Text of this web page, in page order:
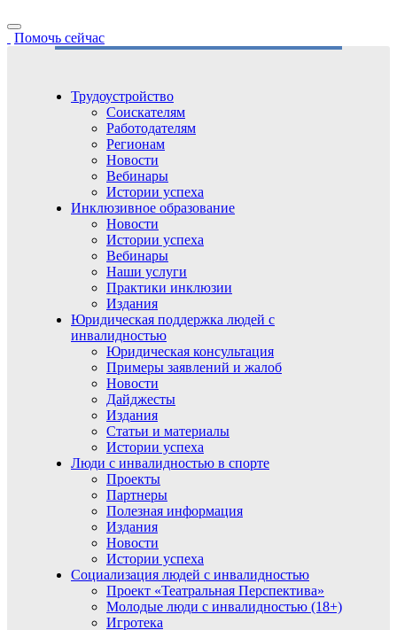
Помочь сейчас
Трудоустройство
Соискателям
Работодателям
Регионам
Новости
Вебинары
Истории успеха
Инклюзивное образование
Новости
Истории успеха
Вебинары
Наши услуги
Практики инклюзии
Издания
Юридическая поддержка людей с
инвалидностью
Юридическая консультация
Примеры заявлений и жалоб
Новости
Дайджесты
Издания
Статьи и материалы
Истории успеха
Люди с инвалидностью в спорте
Проекты
Партнеры
Полезная информация
Издания
Новости
Истории успеха
Социализация людей с инвалидностью
Проект «Театральная Перспектива»
Молодые люди с инвалидностью (18+)
Игротека